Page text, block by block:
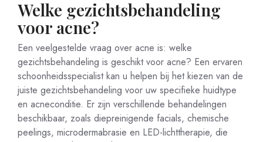
Welke gezichtsbehandeling
voor acne?
Een veelgestelde vraag over acne is: welke
gezichtsbehandeling is geschikt voor acne? Een ervaren
schoonheidsspecialist kan u helpen bij het kiezen van de
juiste gezichtsbehandeling voor uw specifieke huidtype
en acneconditie. Er zijn verschillende behandelingen
beschikbaar, zoals diepreinigende facials, chemische
peelings, microdermabrasie en LED-lichttherapie, die